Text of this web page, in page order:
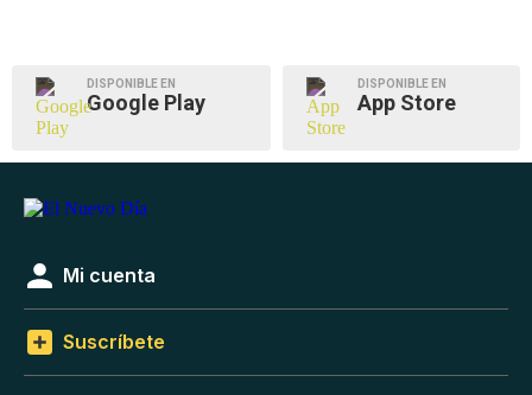
DISPONIBLE EN
Google Play
DISPONIBLE EN
App Store
Mi cuenta
Suscríbete